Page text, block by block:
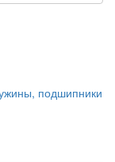
подшипники